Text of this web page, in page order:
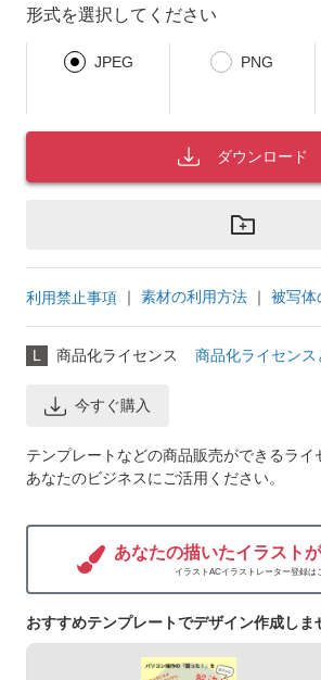
形式を選択してください
JPEG PNG
ダウンロード
利用禁止事項 ｜ 素材の利用方法 ｜ 被写体
L 商品化ライセンス 商品化ライセンス
今すぐ購入
テンプレートなどの商品販売ができるライ
あなたのビジネスにご活用ください。
あなたの描いたイラスト
イラストACイラストレーター登録は
おすすめテンプレートでデザイン作成しま